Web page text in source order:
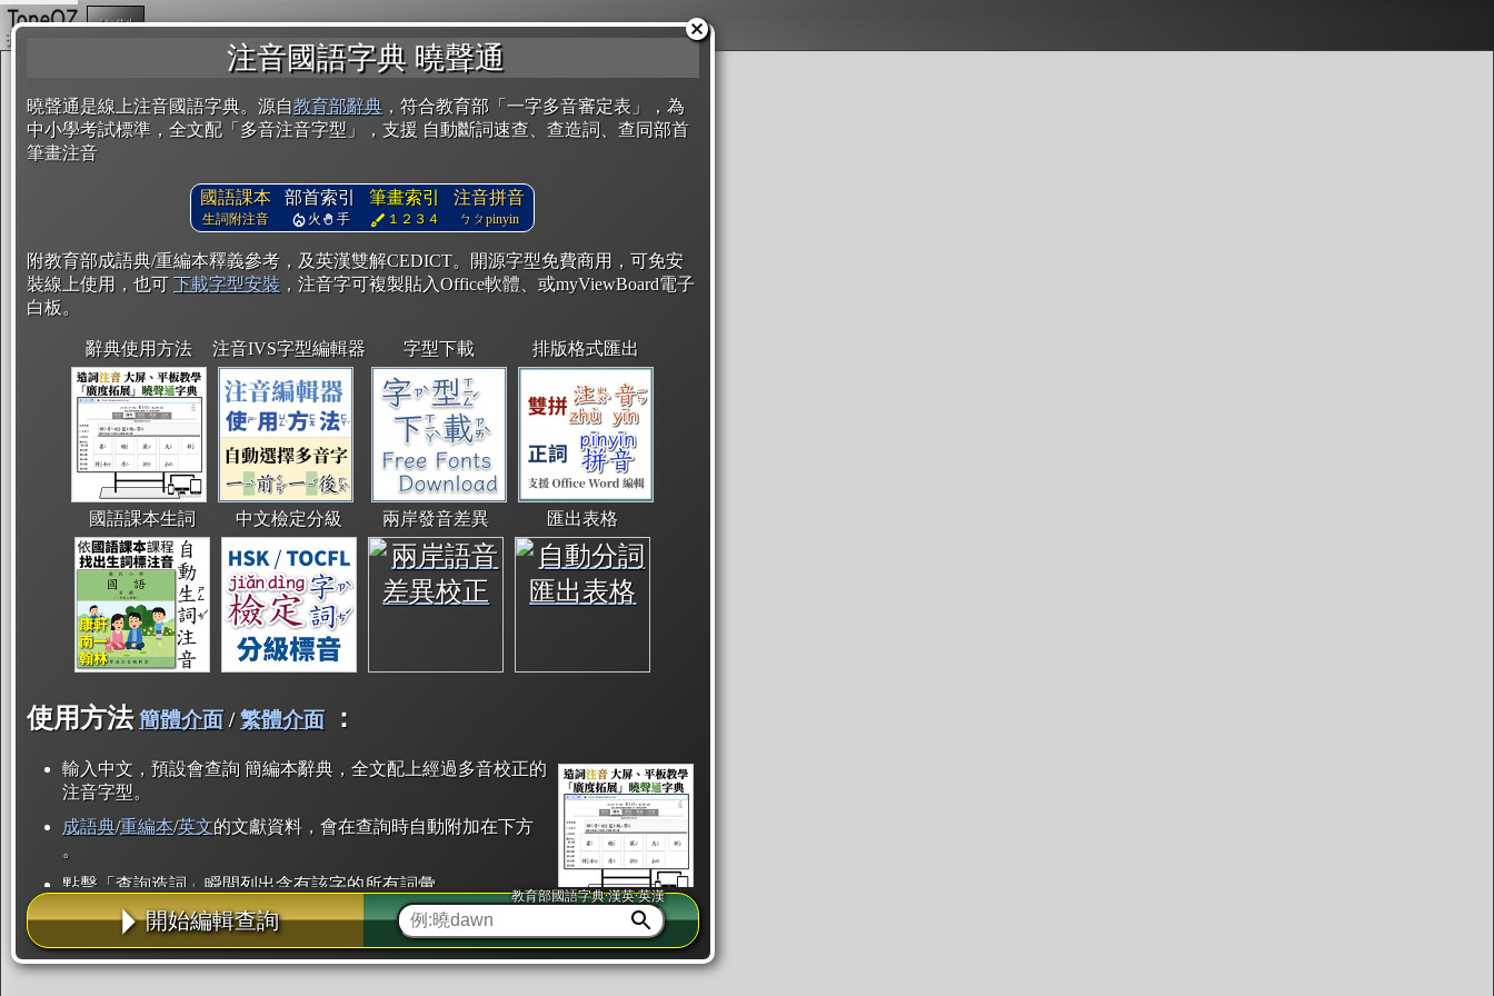
注音國語字典 曉聲通
曉聲通是線上注音國語字典。源自教育部辭典 ，符合教育部「一字多音審定表」，為
中小學考試標準，全文配「多音注音字型」，支援 自動斷詞速查、查造詞、查同部首
筆畫注音
國語課本
生詞附注音
部首索引
火 手
筆畫索引
１２３４
注音拼音
ㄅㄆpinyin
附教育部成語典/重編本釋義參考，及英漢雙解CEDICT。開源字型免費商用，可免安
裝線上使用，也可 下載字型安裝 ，注音字可複製貼入Office軟體、或myViewBoard電子
白板。
辭典使用方法 注音IVS字型編輯器 字型下載 排版格式匯出
國語課本生詞 中文檢定分級 兩岸發音差異 匯出表格
使用方法 簡體介面/繁體介面 ：
輸入中文，預設會查詢 簡編本辭典，全文配上經過多音校正的
注音字型。
成語典/重編本/英文的文獻資料，會在查詢時自動附加在下方
。
點擊「查詢造詞」瞬間列出含有該字的所有詞彙。
點「部首」瞬間列出所有「同部首字」。也支援查詢「同注音」或「同筆畫」。
辭典解釋的全文都經過自動斷詞，點擊便可瞬間「連續查詢」此字詞的解釋，不
用手動重複輸入。
開始編輯查詢
教育部國語字典·漢英·英漢
複製